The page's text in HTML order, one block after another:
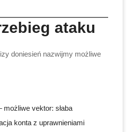
ataku
doniesień nazwijmy możliwe
vektor: słaba
konta z uprawnieniami